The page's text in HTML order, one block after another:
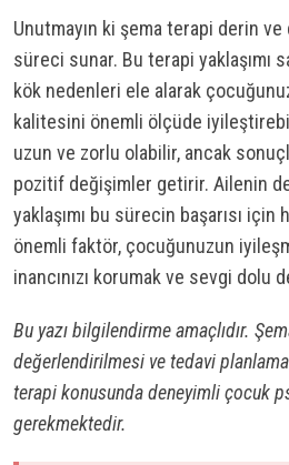
Unutmayın ki şema terapi derin
süreci sunar. Bu terapi yaklaşımı
kök nedenleri ele alarak
kalitesini önemli ölçüde
uzun ve zorlu olabilir, ancak
pozitif değişimler getirir. Ailenin
yaklaşımı bu sürecin başarısı için
önemli faktör, çocuğunuzun
inancınızı korumak ve sevgi
Bu yazı bilgilendirme amaçlıdır.
değerlendirilmesi ve tedavi
terapi konusunda deneyimli çocuk
gerekmektedir.